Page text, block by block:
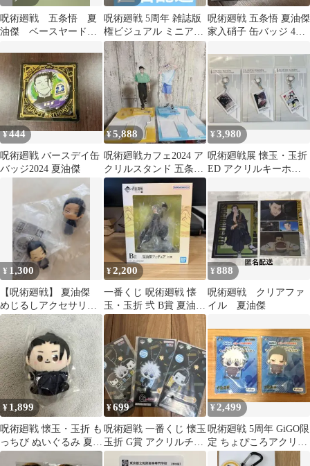
呪術廻戦 五条悟 夏
油傑 ベースヤード
呪術廻戦 5周年 雑誌版
権ビジュアル ミニアー
トステッカー 五条悟、
夏油傑 2種
呪術廻戦 五条悟 夏油傑
家入硝子 缶バッジ 4個
¥444
呪術廻戦 バースデイ缶
バッジ2024 夏油傑
¥5,888
呪術廻戦カフェ2024 ア
クリルスタンド 五条悟
夏油傑
¥3,980
呪術廻戦展 懐玉・玉折
ED アクリルキーホル
¥ 1,300
【呪術廻戦】 夏油傑
めじるしアクセサリ
ー カプセルフィギュ
アコレクション05
¥2,200
一番くじ 呪術廻戦 懐
玉・玉折 弐 B賞 夏油傑
フィギュア 未開封 Geto
¥888
呪術廻戦 クリアファ
イル 夏油傑
¥ 1,899
呪術廻戦 懐玉・玉折 も
っちび ぬいぐるみ 夏油
傑
¥699
呪術廻戦 一番くじ 懐玉
玉折 G賞 アクリルチャ
ーム 3種セット
¥ 2,499
呪術廻戦 5周年 GiGO限
定 ちょぴころアクリル
第5弾 2種セット